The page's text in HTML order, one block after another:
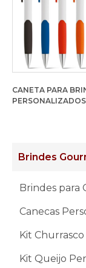
Brindes
Brindes para
Canecas
Kit
Kit Queijo
CANETA PARA
PERSONALIZADOS